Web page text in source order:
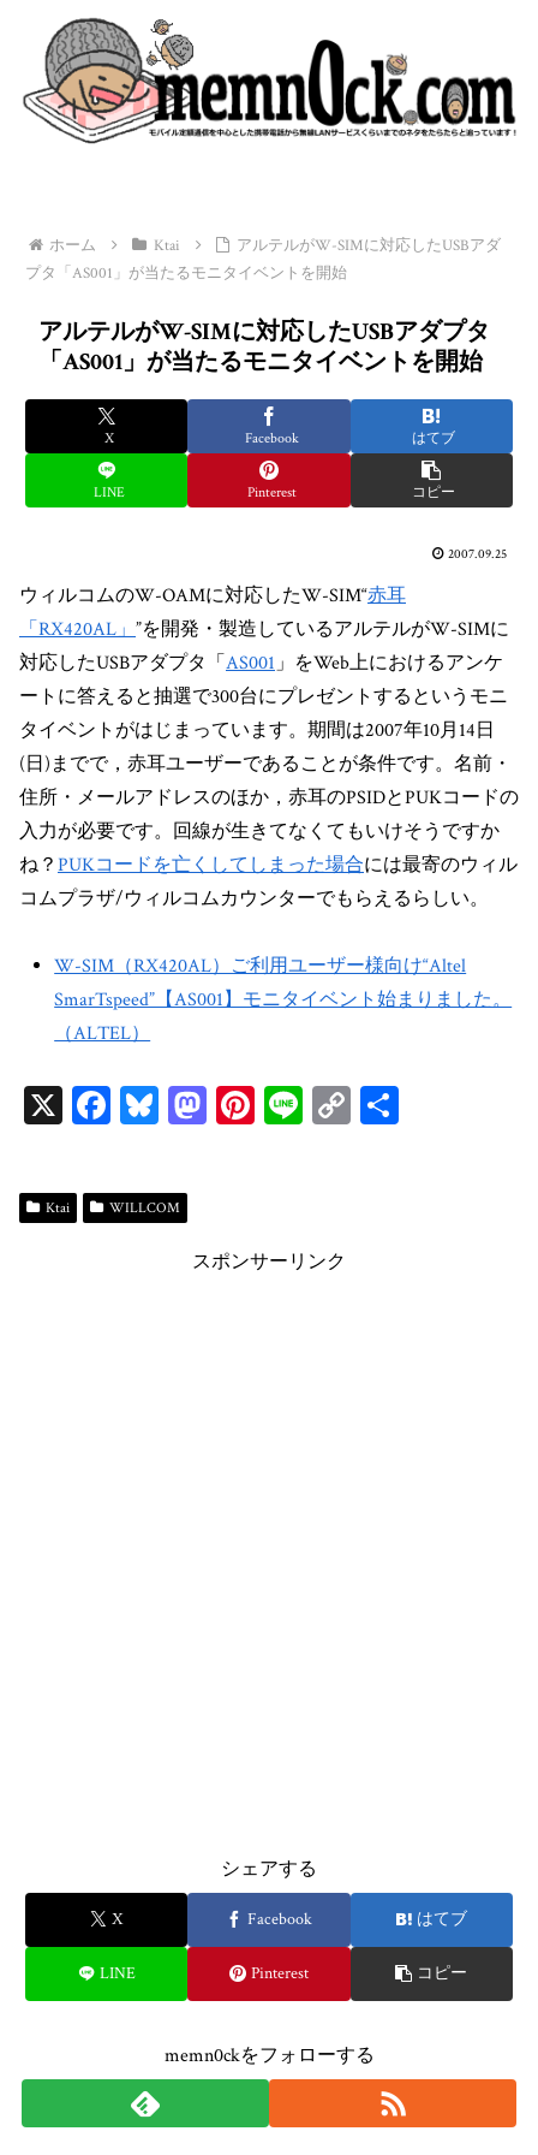
ホーム Ktai
アルテルがW-SIMに対応したUSBアダ
プタ「AS001」が当たるモニタイベントを開始
アルテルがW-SIMに対応したUSBアダプタ
「AS001」が当たるモニタイベントを開始
X Facebook はてブ
LINE Pinterest コピー
2007.09.25
ウィルコムのW-OAMに対応したW-SIM“赤耳
「RX420AL」 ”を開発・製造しているアルテルがW-SIMに
対応したUSBアダプタ「AS001」をWeb上におけるアンケ
ートに答えると抽選で300台にプレゼントするというモニ
タイベントがはじまっています。期間は2007年10月14日
(日)までで，赤耳ユーザーであることが条件です。名前・
住所・メールアドレスのほか，赤耳のPSIDとPUKコードの
入力が必要です。回線が生きてなくてもいけそうですか
ね？PUKコードを亡くしてしまった場合には最寄のウィル
コムプラザ/ウィルコムカウンターでもらえるらしい。
W-SIM（RX420AL）ご利用ユーザー様向け“Altel
SmarTspeed”【AS001】モニタイベント始まりました。
（ALTEL）
X Fa
bo
ok
Bl
sk
y
M
n
Pi
t
Li C
Ktai WILLCOM
スポンサーリンク
シェアする
X Facebook はてブ
LINE Pinterest コピー
memn0ckをフォローする